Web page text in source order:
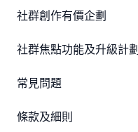
社群創作有價企劃
社群焦點功能及升級計劃
常見問題
條款及細則